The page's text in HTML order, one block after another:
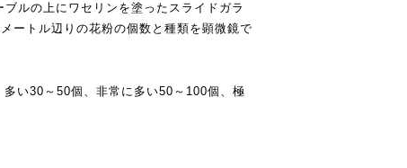
ブルの上にワセリンを塗ったスライドガラ
ートル辺りの花粉の個数と種類を顕微鏡で
い30～50個、非常に多い50～100個、極